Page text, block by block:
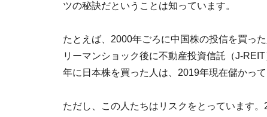
ツの秘訣だということは知っています。
たとえば、2000年ごろに中国株の投信を買っ
リーマンショック後に不動産投資信託（J-
年に日本株を買った人は、2019年現在儲かって
ただし、この人たちはリスクをとっています